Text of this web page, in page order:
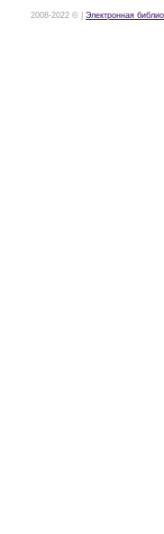
2008-2022 © | Электронная